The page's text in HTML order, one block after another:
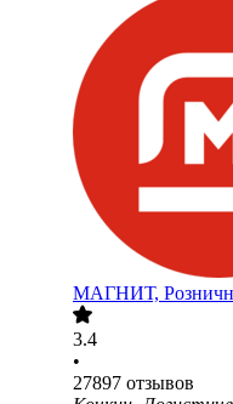
МАГНИТ,
3.4
•
27897 отзывов